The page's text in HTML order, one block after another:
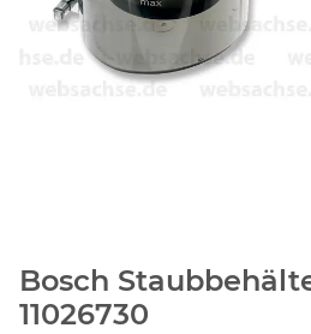
Bosch
11026730